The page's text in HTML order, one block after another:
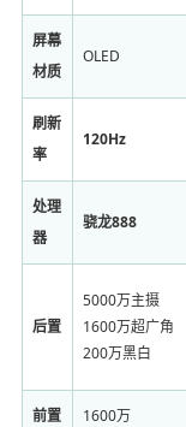
屏幕
材质
OLED
刷新
率
120Hz
处理
器
骁龙888
后置
5000万主摄
1600万超广角
200万黑白
前置 1600万